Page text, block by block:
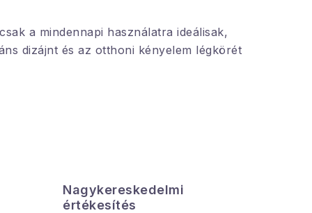
Nagykereskedelmi
értékesítés
a mindennapi használatra ideálisak,
dizájnt és az otthoni kényelem légkörét